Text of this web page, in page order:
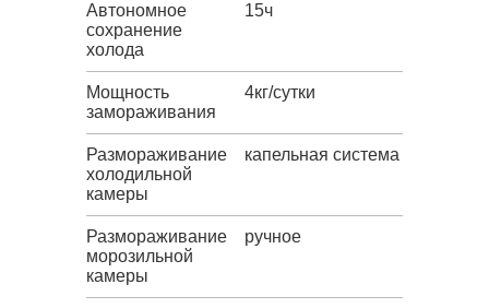
Автономное
сохранение
холода
15ч
Мощность
замораживания
4кг/сутки
Размораживание
холодильной
камеры
капельная система
Размораживание
морозильной
камеры
ручное